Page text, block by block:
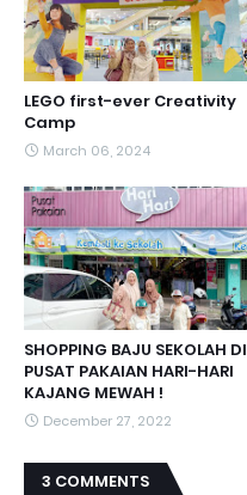
LEGO first-ever Creativity
Camp
March 06, 2024
SHOPPING BAJU SEKOLAH DI
PUSAT PAKAIAN HARI-HARI
KAJANG MEWAH !
December 27, 2022
3 COMMENTS